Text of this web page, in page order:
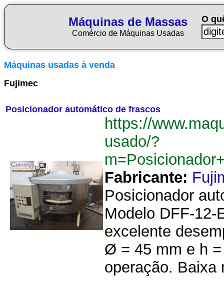
Máquinas de Massas
Comércio de Máquinas Usadas
O
Máquinas usadas à venda
Fujimec
Posicionador automático de frascos
https://
usado/?
Fabricante:
Posicionador
Modelo DFF-12-
excelente
Ø = 45 mm e h
operação. Baixa